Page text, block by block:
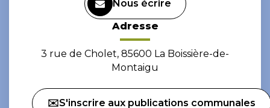
Nous écrire
Adresse
3 rue de Cholet, 85600 La Boissière-de-
Montaigu
✉️S'inscrire aux publications communales